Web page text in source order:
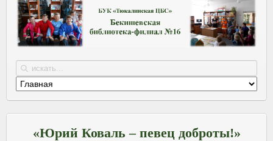
«Юрий Коваль – певец доброты!»